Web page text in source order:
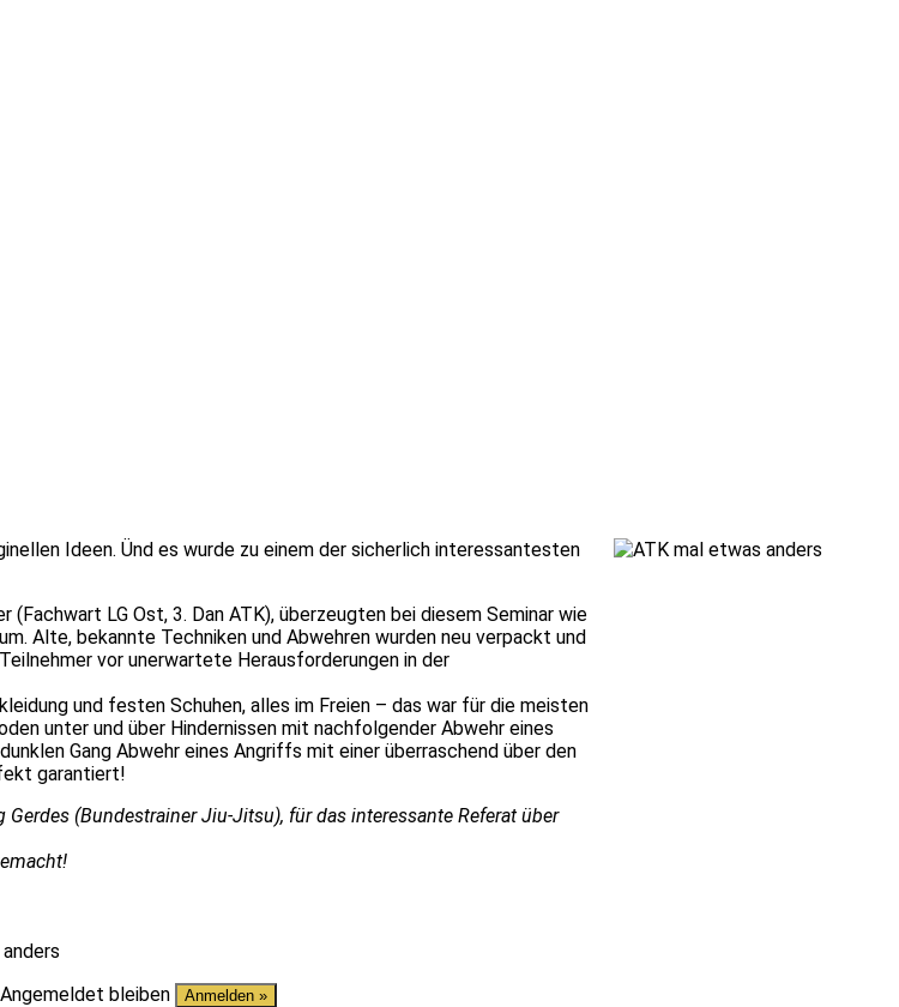
Ideen. Ünd es wurde zu einem der sicherlich interessantesten
LG Ost, 3. Dan ATK), überzeugten bei diesem Seminar wie
Alte, bekannte Techniken und Abwehren wurden neu verpackt und
vor unerwartete Herausforderungen in der
und festen Schuhen, alles im Freien – das war für die meisten
unter und über Hindernissen mit nachfolgender Abwehr eines
Gang Abwehr eines Angriffs mit einer überraschend über den
garantiert!
(Bundestrainer Jiu-Jitsu), für das interessante Referat über
Angemeldet bleiben